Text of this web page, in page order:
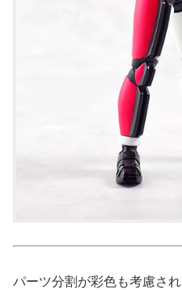
パーツ分割が彩色も考慮さ